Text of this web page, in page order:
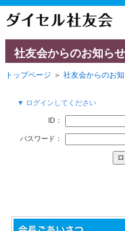
社友会からのお知らせ
トップページ ＞ 社友会からのお
▼ ログインしてください
ID：
パスワード：